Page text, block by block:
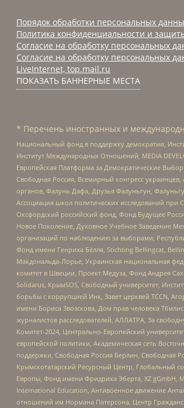
Порядок обработки персональных
Политика конфиденциальности и
Согласие на обработку персональных
Согласие на обработку персональных
LiveInternet, top.mail.ru
ПОКАЗАТЬ БАННЕРНЫЕ МЕСТА
* Перечень иностранных и
Национальный фонд в поддержку демократии,
Институт Международных Отношений, MEDIA
Европейская Платформа за Демократические
Свободная Россия, Всемирный конгресс
органов, Фалунь Дафа, Друзья Фалуньгун,
Ассоциация школ политических исследований
Оксфордский российский фонд, Фонд Будущее
Новое Поколение, Духовное Учебное Заведение
организаций по наблюдению за выборами,
Фонд имени Генриха Бёлля, Stichting Bellingcat,
Макдональда-Лорье, Украинская национальная
комитет в Швеции, Проект Медуза, Фонд Андрея
Solidarus, КрымSOS, Свободный университет,
борьбы с коррупцией Инк, Завет церквей TCCN,
имени Бориса Звозскова, Дом прав человека
журналистов расследователей, АЛЛАТРА, За
Комитет-2024, Центрально-Европейский
европейской политики, Академическая сеть
поддержки, Свободная Россия Берлин, Свободная
Крымскотатарский Ресурсный Центр, Глобальный
Европы, Фонд имени Фридриха Эберта, XZ gGmbH,
International Education, Антивоенное движение
отношений им Нормана Патерсона, Центр